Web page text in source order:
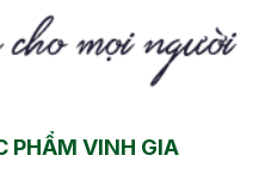
PHẨM VINH GIA